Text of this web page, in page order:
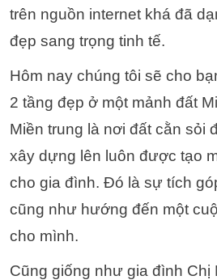
trên nguồn internet khá đã
đẹp sang trọng tinh tế.
Hôm nay chúng tôi sẽ cho
2 tầng đẹp ở một mảnh đất
Miền trung là nơi đất cằn sỏi
xây dựng lên luôn được tạo
cho gia đình. Đó là sự tích
cũng như hướng đến một
cho mình.
Cũng giống như gia đình Chị